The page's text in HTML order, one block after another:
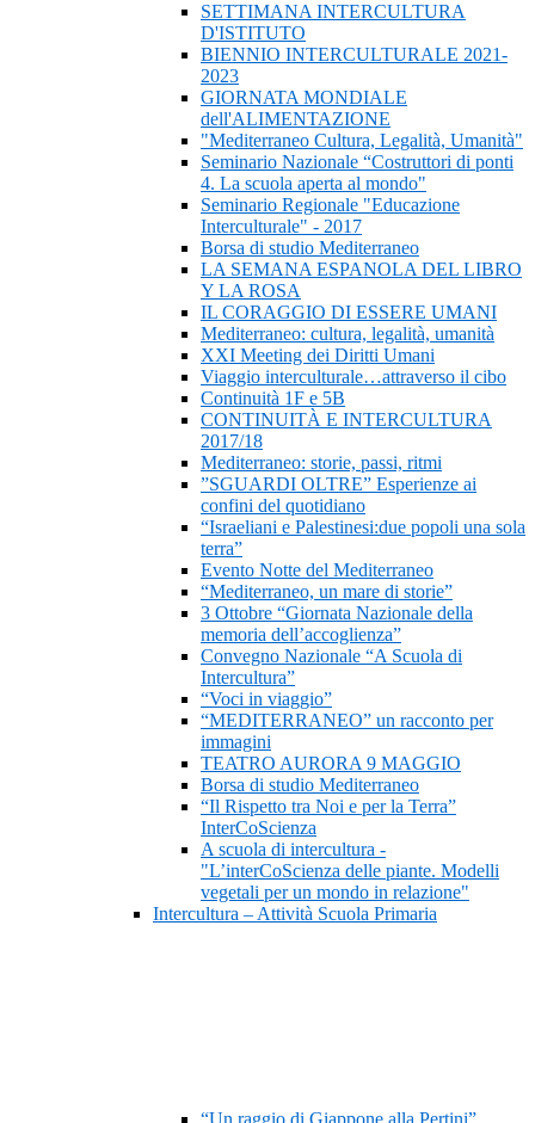
SETTIMANA INTERCULTURA
D'ISTITUTO
BIENNIO INTERCULTURALE 2021-
2023
GIORNATA MONDIALE
dell'ALIMENTAZIONE
"Mediterraneo Cultura, Legalità, Umanità"
Seminario Nazionale “Costruttori di ponti
4. La scuola aperta al mondo"
Seminario Regionale "Educazione
Interculturale" - 2017
Borsa di studio Mediterraneo
LA SEMANA ESPANOLA DEL LIBRO
Y LA ROSA
IL CORAGGIO DI ESSERE UMANI
Mediterraneo: cultura, legalità, umanità
XXI Meeting dei Diritti Umani
Viaggio interculturale…attraverso il cibo
Continuità 1F e 5B
CONTINUITÀ E INTERCULTURA
2017/18
Mediterraneo: storie, passi, ritmi
”SGUARDI OLTRE” Esperienze ai
confini del quotidiano
“Israeliani e Palestinesi:due popoli una sola
terra”
Evento Notte del Mediterraneo
“Mediterraneo, un mare di storie”
3 Ottobre “Giornata Nazionale della
memoria dell’accoglienza”
Convegno Nazionale “A Scuola di
Intercultura”
“Voci in viaggio”
“MEDITERRANEO” un racconto per
immagini
TEATRO AURORA 9 MAGGIO
Borsa di studio Mediterraneo
“Il Rispetto tra Noi e per la Terra”
InterCoScienza
A scuola di intercultura -
"L’interCoScienza delle piante. Modelli
vegetali per un mondo in relazione"
Intercultura – Attività Scuola Primaria